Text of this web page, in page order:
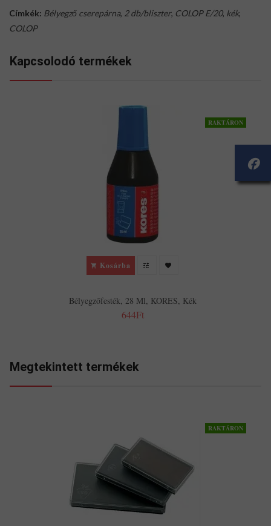
Címkék: Bélyegző cserepárna, 2 db/bliszter, COLOP E/20, kék,
COLOP
Kapcsolodó termékek
RAKTÁRON
Kosárba
Bélyegzőfesték, 28 Ml, KORES, Kék
644Ft
Megtekintett termékek
RAKTÁRON